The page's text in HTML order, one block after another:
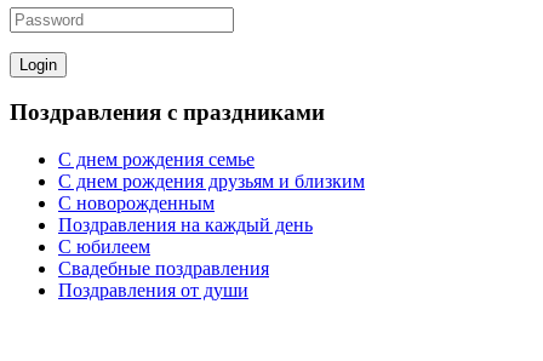
Поздравления с праздниками
С днем рождения семье
С днем рождения друзьям и близким
C новорожденным
Поздравления на каждый день
С юбилеем
Свадебные поздравления
Поздравления от души